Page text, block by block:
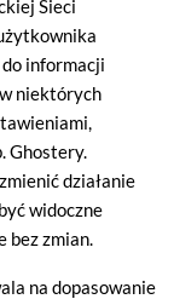
Sieci
informacji
niektórych
Ghostery.
działanie
widoczne
bez zmian.
na dopasowanie